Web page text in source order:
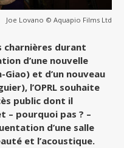
Joe Lovano © Aquapio Films Ltd
charnières durant
d’une nouvelle
et d’un nouveau
l’OPRL souhaite
public dont il
– pourquoi pas ? –
d’une salle
et l’acoustique.